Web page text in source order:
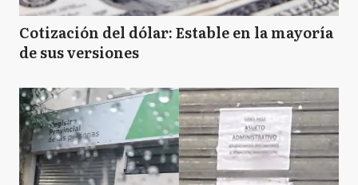
Cotización del dólar: Estable en la mayoría
de sus versiones